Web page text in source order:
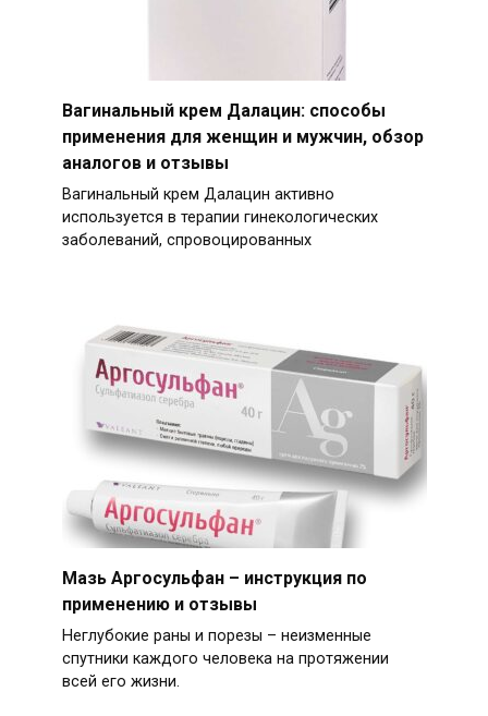
Вагинальный крем Далацин: способы
применения для женщин и мужчин, обзор
аналогов и отзывы
Вагинальный крем Далацин активно
используется в терапии гинекологических
заболеваний, спровоцированных
Мазь Аргосульфан – инструкция по
применению и отзывы
Неглубокие раны и порезы – неизменные
спутники каждого человека на протяжении
всей его жизни.